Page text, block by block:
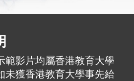
範影片均屬香港教育大學
未獲香港教育大學事先給